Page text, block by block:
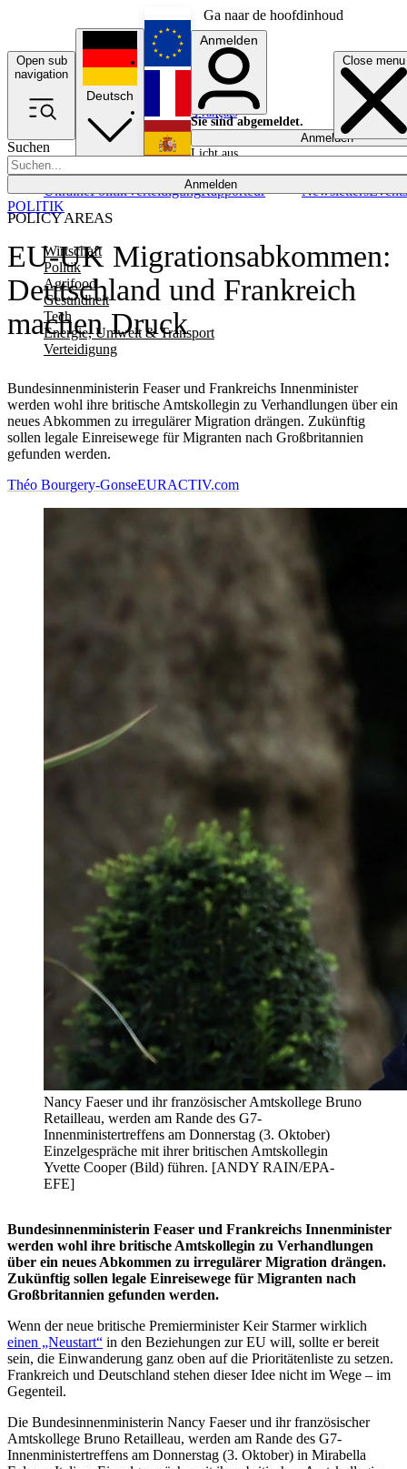
Ga naar de hoofdinhoud
Open sub
navigation
Close menu
Suchen
Anmelden
POLICY AREAS
Wirtschaft
Politik
Agrifood
Gesundheit
Tech
Energie, Umwelt & Transport
Verteidigung
UkrainePolitikVerteidigungRapporteur NewslettersEvents
Deutsch
English
Français
Anmelden
Sie sind abgemeldet.
Anmelden
Licht aus
EU-UK Migrationsabkommen:
Deutschland und Frankreich
machen Druck
Bundesinnenministerin Feaser und Frankreichs Innenminister
werden wohl ihre britische Amtskollegin zu Verhandlungen über ein
neues Abkommen zu irregulärer Migration drängen. Zukünftig
sollen legale Einreisewege für Migranten nach Großbritannien
gefunden werden.
POLITIK
Théo Bourgery-GonseEURACTIV.com
Nancy Faeser und ihr französischer Amtskollege Bruno
Retailleau, werden am Rande des G7-
Innenministertreffens am Donnerstag (3. Oktober)
Einzelgespräche mit ihrer britischen Amtskollegin
Yvette Cooper (Bild) führen. [ANDY RAIN/EPA-
EFE]
Bundesinnenministerin Feaser und Frankreichs Innenminister
werden wohl ihre britische Amtskollegin zu Verhandlungen
über ein neues Abkommen zu irregulärer Migration drängen.
Zukünftig sollen legale Einreisewege für Migranten nach
Großbritannien gefunden werden.
Wenn der neue britische Premierminister Keir Starmer wirklich
einen „Neustart“ in den Beziehungen zur EU will, sollte er bereit
sein, die Einwanderung ganz oben auf die Prioritätenliste zu setzen.
Frankreich und Deutschland stehen dieser Idee nicht im Wege – im
Gegenteil.
Die Bundesinnenministerin Nancy Faeser und ihr französischer
Amtskollege Bruno Retailleau, werden am Rande des G7-
Innenministertreffens am Donnerstag (3. Oktober) in Mirabella